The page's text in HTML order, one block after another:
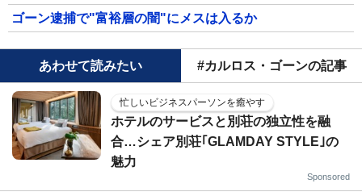
ゴーン逮捕で"富裕層の闇"にメスは入るか
あわせて読みたい #カルロス・ゴーンの記事
忙しいビジネスパーソンを癒やす
ホテルのサービスと別荘の独立性を融
合…シェア別荘｢GLAMDAY STYLE｣の
魅力
Sponsored